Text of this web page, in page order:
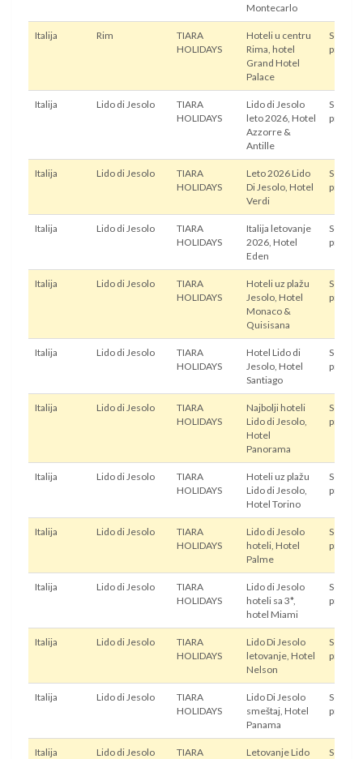
Montecarlo
Italija Rim
TIARA
HOLIDAYS
Hoteli u centru
Rima, hotel
Grand Hotel
Palace
prevoz
Italija Lido di Jesolo
TIARA
HOLIDAYS
Lido di Jesolo
leto 2026, Hotel
Azzorre &
Antille
prevoz
Italija Lido di Jesolo
TIARA
HOLIDAYS
Leto 2026 Lido
Di Jesolo, Hotel
Verdi
prevoz
Italija Lido di Jesolo
TIARA
HOLIDAYS
Italija letovanje
2026, Hotel
Eden
prevoz
Italija Lido di Jesolo
TIARA
HOLIDAYS
Hoteli uz plažu
Jesolo, Hotel
Monaco &
Quisisana
prevoz
Italija Lido di Jesolo
TIARA
HOLIDAYS
Hotel Lido di
Jesolo, Hotel
Santiago
prevoz
Italija Lido di Jesolo
TIARA
HOLIDAYS
Najbolji hoteli
Lido di Jesolo,
Hotel
Panorama
prevoz
Italija Lido di Jesolo
TIARA
HOLIDAYS
Hoteli uz plažu
Lido di Jesolo,
Hotel Torino
prevoz
Italija Lido di Jesolo
TIARA
HOLIDAYS
Lido di Jesolo
hoteli, Hotel
Palme
prevoz
Italija Lido di Jesolo
TIARA
HOLIDAYS
Lido di Jesolo
hoteli sa 3*,
hotel Miami
prevoz
Italija Lido di Jesolo
TIARA
HOLIDAYS
Lido Di Jesolo
letovanje, Hotel
Nelson
prevoz
Italija Lido di Jesolo
TIARA
HOLIDAYS
Lido Di Jesolo
smeštaj, Hotel
Panama
prevoz
Italija Lido di Jesolo
TIARA
Letovanje Lido